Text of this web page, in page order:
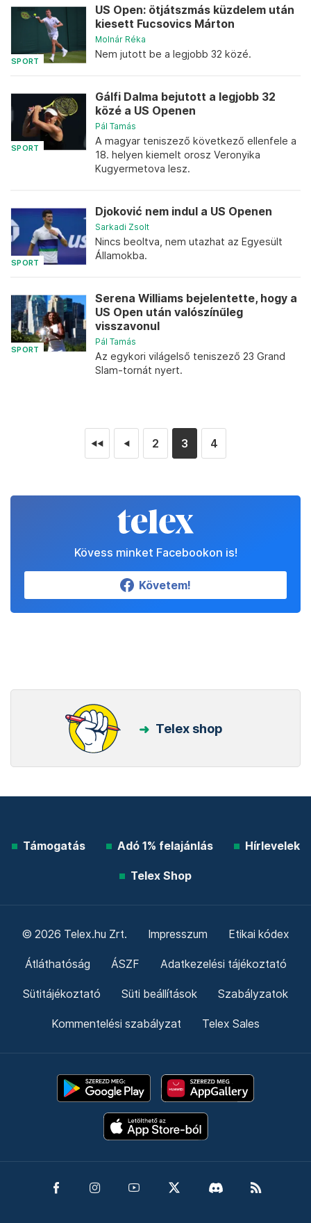
SPORT
US Open: ötjátszmás küzdelem után
kiesett Fucsovics Márton
Molnár Réka
Nem jutott be a legjobb 32 közé.
SPORT
Gálfi Dalma bejutott a legjobb 32
közé a US Openen
Pál Tamás
A magyar teniszező következő ellenfele a
18. helyen kiemelt orosz Veronyika
Kugyermetova lesz.
SPORT
Djoković nem indul a US Openen
Sarkadi Zsolt
Nincs beoltva, nem utazhat az Egyesült
Államokba.
SPORT
Serena Williams bejelentette, hogy a
US Open után valószínűleg
visszavonul
Pál Tamás
Az egykori világelső teniszező 23 Grand
Slam-tornát nyert.
◄◄ ◄ 2 3 4
Kövess minket Facebookon is!
Követem!
Telex shop
Támogatás Adó 1% felajánlás Hírlevelek
Telex Shop
© 2026 Telex.hu Zrt. Impresszum Etikai kódex
Átláthatóság ÁSZF Adatkezelési tájékoztató
Sütitájékoztató Süti beállítások Szabályzatok
Kommentelési szabályzat Telex Sales